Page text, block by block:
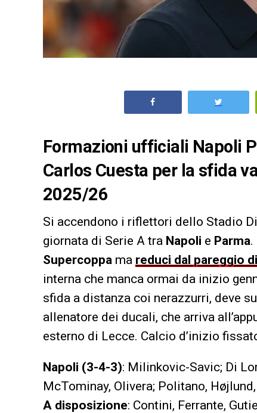
Formazioni ufficiali Napoli
Carlos Cuesta per la sfida
2025/26
Si accendono i riflettori dello Stadio
giornata di Serie A tra Napoli e Parma.
Supercoppa ma reduci dal pareggio
interna che manca ormai da inizio
sfida a distanza coi nerazzurri, deve
allenatore dei ducali, che arriva
esterno di Lecce. Calcio d’inizio
Napoli (3-4-3): Milinkovic-Savic; Di
McTominay, Olivera; Politano, Højlund,
A disposizione: Contini, Ferrante,